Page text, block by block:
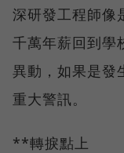
深研發工程師像
千萬年薪回到學
異動，如果是發
重大警訊。
**轉捩點上